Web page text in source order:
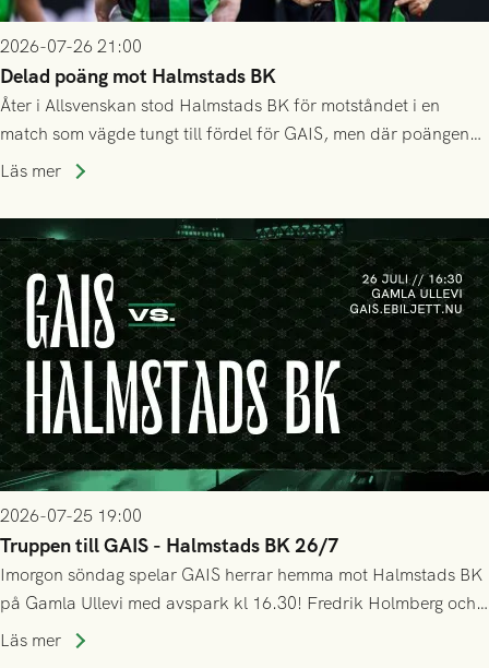
2026-07-26 21:00
Delad poäng mot Halmstads BK
Åter i Allsvenskan stod Halmstads BK för motståndet i en
match som vägde tungt till fördel för GAIS, men där poängen
delades efter dramatik på tilläggstid.
Läs mer
2026-07-25 19:00
Truppen till GAIS - Halmstads BK 26/7
Imorgon söndag spelar GAIS herrar hemma mot Halmstads BK
på Gamla Ullevi med avspark kl 16.30! Fredrik Holmberg och
ledarstaben har tagit ut följande trupp till matchen:
Läs mer